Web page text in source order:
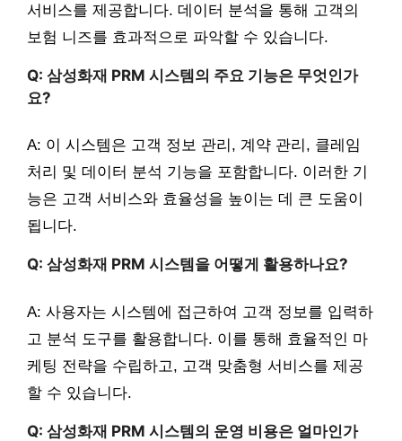
서비스를 제공합니다. 데이터 분석을 통해 고객의
보험 니즈를 효과적으로 파악할 수 있습니다.
Q: 삼성화재 PRM 시스템의 주요 기능은 무엇인가
요?
A: 이 시스템은 고객 정보 관리, 계약 관리, 클레임
처리 및 데이터 분석 기능을 포함합니다. 이러한 기
능은 고객 서비스와 효율성을 높이는 데 큰 도움이
됩니다.
Q: 삼성화재 PRM 시스템을 어떻게 활용하나요?
A: 사용자는 시스템에 접근하여 고객 정보를 입력하
고 분석 도구를 활용합니다. 이를 통해 효율적인 마
케팅 전략을 수립하고, 고객 맞춤형 서비스를 제공
할 수 있습니다.
Q: 삼성화재 PRM 시스템의 운영 비용은 얼마인가